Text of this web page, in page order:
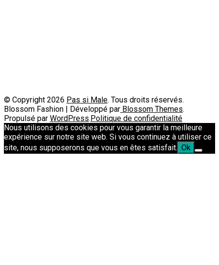
© Copyright 2026 Pas si Male. Tous droits réservés.
Blossom Fashion | Développé par Blossom Themes.
Propulsé par WordPress. Politique de confidentialité
Nous utilisons des cookies pour vous garantir la meilleure
expérience sur notre site web. Si vous continuez à utiliser ce
site, nous supposerons que vous en êtes satisfait. Ok